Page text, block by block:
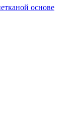
основе